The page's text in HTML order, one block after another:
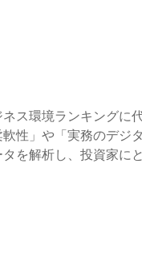
ス環境ランキングに
性」や「実務のデジ
を解析し、投資家に